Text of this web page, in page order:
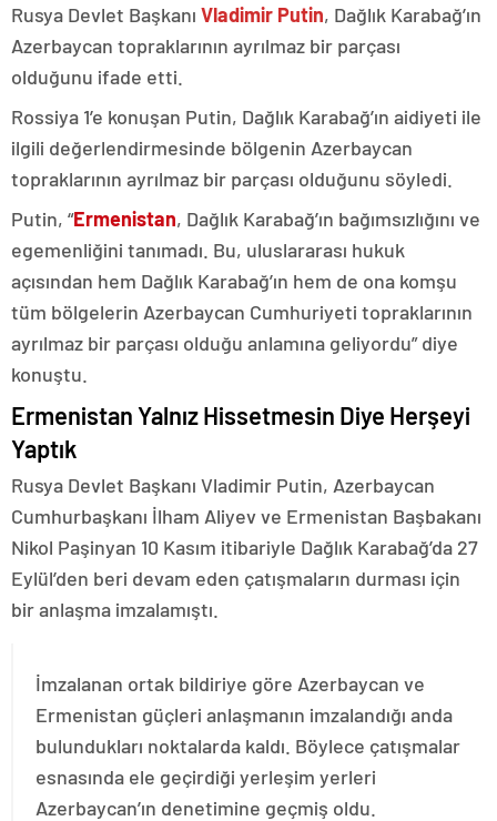
Rusya Devlet Başkanı Vladimir Putin, Dağlık Karabağ’ın
Azerbaycan topraklarının ayrılmaz bir parçası
olduğunu ifade etti.
Rossiya 1’e konuşan Putin, Dağlık Karabağ’ın aidiyeti ile
ilgili değerlendirmesinde bölgenin Azerbaycan
topraklarının ayrılmaz bir parçası olduğunu söyledi.
Putin, “Ermenistan, Dağlık Karabağ’ın bağımsızlığını ve
egemenliğini tanımadı. Bu, uluslararası hukuk
açısından hem Dağlık Karabağ’ın hem de ona komşu
tüm bölgelerin Azerbaycan Cumhuriyeti topraklarının
ayrılmaz bir parçası olduğu anlamına geliyordu” diye
konuştu.
Ermenistan Yalnız Hissetmesin Diye Herşeyi
Yaptık
Rusya Devlet Başkanı Vladimir Putin, Azerbaycan
Cumhurbaşkanı İlham Aliyev ve Ermenistan Başbakanı
Nikol Paşinyan 10 Kasım itibariyle Dağlık Karabağ’da 27
Eylül’den beri devam eden çatışmaların durması için
bir anlaşma imzalamıştı.
İmzalanan ortak bildiriye göre Azerbaycan ve
Ermenistan güçleri anlaşmanın imzalandığı anda
bulundukları noktalarda kaldı. Böylece çatışmalar
esnasında ele geçirdiği yerleşim yerleri
Azerbaycan’ın denetimine geçmiş oldu.